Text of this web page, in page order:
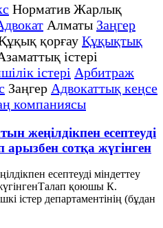
Норматив Жарлық
Алматы Заңгер
қорғау Құқықтық
істері
істері Арбитраж
Заңгер Адвокаттық кеңсе
компаниясы
жеңілдікпен есептеуді
арызбен сотқа жүгінген
есептеуді міндеттеу
қоюшы К.
істер департаментінің (бұдан